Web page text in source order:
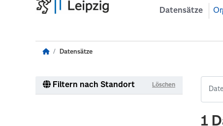
Datensätze
Datensätze
Filtern nach Standort Löschen
1